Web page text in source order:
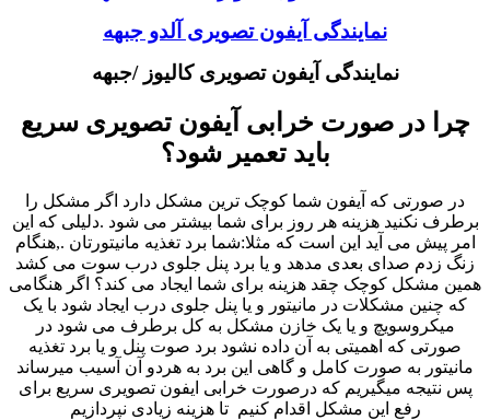
نمایندگی آیفون تصویری آلدو جبهه
نمایندگی آیفون تصویری کالیوز /جبهه
چرا در صورت خرابی آیفون تصویری سریع
باید تعمیر شود؟
در صورتی که آیفون شما کوچک ترین مشکل دارد اگر مشکل را
برطرف نکنید هزینه هر روز برای شما بیشتر می شود .دلیلی که این
امر پیش می آید این است که مثلا:شما برد تغذیه مانیتورتان .,هنگام
زنگ زدم صدای بعدی مدهد و یا برد پنل جلوی درب سوت می کشد
همین مشکل کوچک چقد هزینه برای شما ایجاد می کند؟ اگر هنگامی
که چنین مشکلات در مانیتور و یا پنل جلوی درب ایجاد شود با یک
میکروسویچ و یا یک خازن مشکل به کل برطرف می شود در
صورتی که اهمیتی به آن داده نشود برد صوت پنل و یا برد تغذیه
مانیتور به صورت کامل و گاهی این برد به هردو آن آسیب میرساند
پس نتیجه میگیریم که درصورت خرابی ایفون تصویری سریع برای
رفع این مشکل اقدام کنیم تا هزینه زیادی نپردازیم